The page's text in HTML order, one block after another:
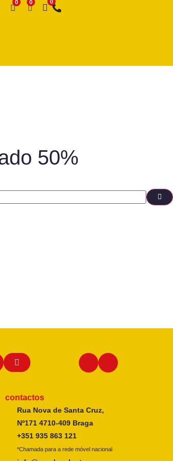
Desejo
50%
contactos
Rua Nova de Santa Cruz,
Nº171 4710-409 Braga
+351 935 863 121
*Chamada para a rede móvel nacional